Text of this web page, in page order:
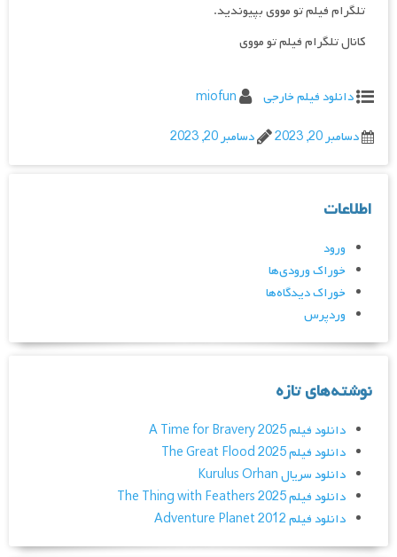
تلگرام فیلم تو مووی بپیوندید.
کانال تلگرام فیلم تو مووی
دانلود فیلم خارجی
miofun
دسامبر 20, 2023
دسامبر 20, 2023
اطلاعات
ورود
خوراک ورودی‌ها
خوراک دیدگاه‌ها
وردپرس
نوشته‌های تازه
دانلود فیلم A Time for Bravery 2025
دانلود فیلم The Great Flood 2025
دانلود سریال Kurulus Orhan
دانلود فیلم The Thing with Feathers 2025
دانلود فیلم Adventure Planet 2012